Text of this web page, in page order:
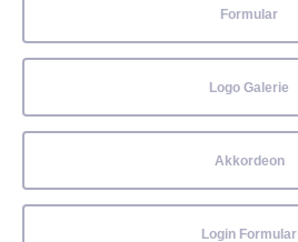
Formular
Logo Galerie
Akkordeon
Login Formular